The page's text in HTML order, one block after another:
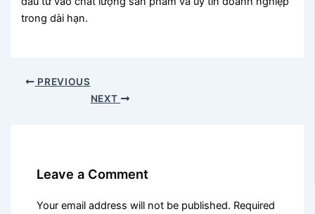
trong dài hạn.
PREVIOUS
NEXT
Leave a Comment
Your email address will not be published. Required